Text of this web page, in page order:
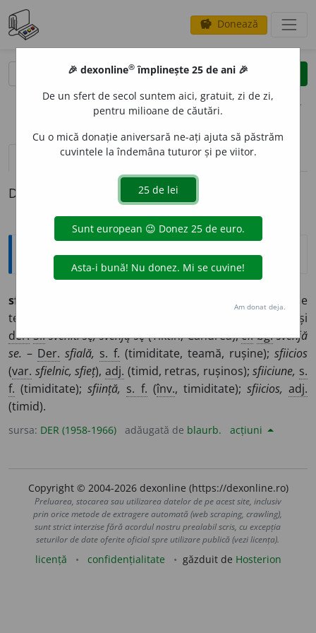
savings Donează
clear
opțiuni
definiții (1) pronunțievolume_up (1)
Definiția cu ID-ul 507930:
Etimologice
sfi
A fi jenat, a se intimida, a se
teme. –
și
der. Sl. svĕniti sę, svĕnją sę(Tiktin; Candrea),cf. bg. svenjă
se. – Der. sfială, s. f. (timiditate, teamă, rușine);sfiicios
(var. sfielnic, sfieț), adj. (timid, retras, rușinos);sfiiciune, s.
f. (timiditate);sființă, s. f. (înv., timiditate); sfiicios, adj.
(timid).
sursa: DER (1958-1966) adăugată de blaurb. acțiuni
Copyright © 2004-2026 dexonline (https://dexonline.ro)
Preluarea, stocarea sau utilizarea datelor de pe acest site, inclusiv
prin orice metode de extragere automată (web scraping, crawling),
sunt strict interzise fără acordul nostru prealabil scris, cu excepția
seturilor de date oferite oficial spre utilizare publică (vezi licența).
licență confidențialitate găzduit de Hosterion
🎉 dexonline® împlinește 25 de ani 🎉
De un sfert de secol suntem aici, gratuit, zi de zi,
pentru milioane de căutări.
Cu o mică donație aniversară ne-ați ajuta să păstrăm
cuvintele la îndemâna tuturor și pe viitor.
Am donat deja.